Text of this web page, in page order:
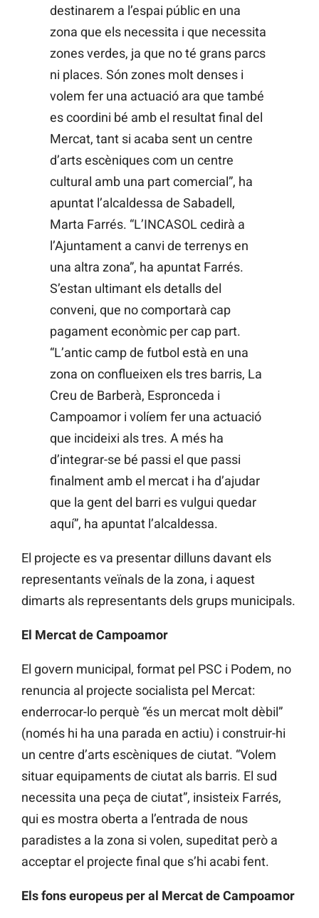
destinarem a l’espai públic en una
zona que els necessita i que necessita
zones verdes, ja que no té grans parcs
ni places. Són zones molt denses i
volem fer una actuació ara que també
es coordini bé amb el resultat final del
Mercat, tant si acaba sent un centre
d’arts escèniques com un centre
cultural amb una part comercial”, ha
apuntat l’alcaldessa de Sabadell,
Marta Farrés. “L’INCASOL cedirà a
l’Ajuntament a canvi de terrenys en
una altra zona”, ha apuntat Farrés.
S’estan ultimant els detalls del
conveni, que no comportarà cap
pagament econòmic per cap part.
“L’antic camp de futbol està en una
zona on conflueixen els tres barris, La
Creu de Barberà, Espronceda i
Campoamor i volíem fer una actuació
que incideixi als tres. A més ha
d’integrar-se bé passi el que passi
finalment amb el mercat i ha d’ajudar
que la gent del barri es vulgui quedar
aquí”, ha apuntat l’alcaldessa.
El projecte es va presentar dilluns davant els
representants veïnals de la zona, i aquest
dimarts als representants dels grups municipals.
El Mercat de Campoamor
El govern municipal, format pel PSC i Podem, no
renuncia al projecte socialista pel Mercat:
enderrocar-lo perquè “és un mercat molt dèbil”
(només hi ha una parada en actiu) i construir-hi
un centre d’arts escèniques de ciutat. “Volem
situar equipaments de ciutat als barris. El sud
necessita una peça de ciutat”, insisteix Farrés,
qui es mostra oberta a l’entrada de nous
paradistes a la zona si volen, supeditat però a
acceptar el projecte final que s’hi acabi fent.
Els fons europeus per al Mercat de Campoamor